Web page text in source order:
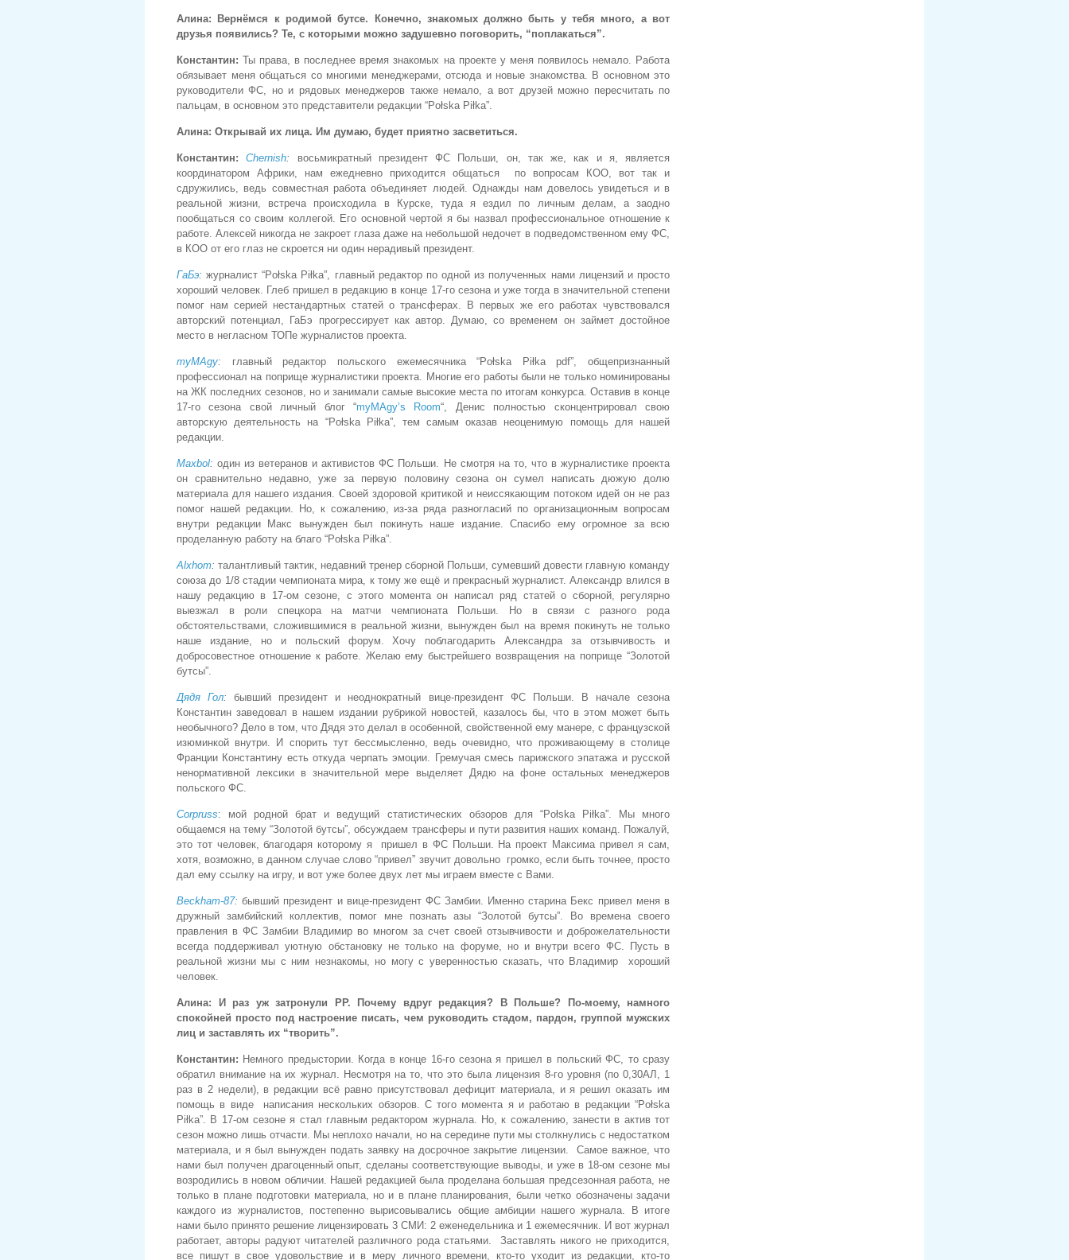
Алина:
Вернёмся к родимой бутсе. Конечно, знакомых должно быть у тебя много, а вот
друзья появились? Те, с которыми можно задушевно поговорить, “поплакаться”.
Константин: Ты права, в последнее время знакомых на проекте у меня появилось немало. Работа
обязывает меня общаться со многими менеджерами, отсюда и новые знакомства. В основном это
руководители ФС, но и рядовых менеджеров также немало, а вот друзей можно пересчитать по
пальцам, в основном это представители редакции “Połska Piłka”.
Алина: Открывай их лица. Им думаю, будет приятно засветиться.
Константин: Chernish: восьмикратный президент ФС Польши, он, так же, как и я, является
координатором Африки, нам ежедневно приходится общаться по вопросам КОО, вот так и
сдружились, ведь совместная работа объединяет людей. Однажды нам довелось увидеться и в
реальной жизни, встреча происходила в Курске, туда я ездил по личным делам, а заодно
пообщаться со своим коллегой. Его основной чертой я бы назвал профессиональное отношение к
работе. Алексей никогда не закроет глаза даже на небольшой недочет в подведомственном ему ФС,
в КОО от его глаз не скроется ни один нерадивый президент.
ГаБэ: журналист “Połska Piłka”, главный редактор по одной из полученных нами лицензий и просто
хороший человек. Глеб пришел в редакцию в конце 17-го сезона и уже тогда в значительной степени
помог нам серией нестандартных статей о трансферах. В первых же его работах чувствовался
авторский потенциал, ГаБэ прогрессирует как автор. Думаю, со временем он займет достойное
место в негласном ТОПе журналистов проекта.
myMAgy: главный редактор польского ежемесячника “Połska Piłka pdf”, общепризнанный
профессионал на поприще журналистики проекта. Многие его работы были не только номинированы
на ЖК последних сезонов, но и занимали самые высокие места по итогам конкурса. Оставив в конце
17-го сезона свой личный блог “myMAgy’s Room“, Денис полностью сконцентрировал свою
авторскую деятельность на “Połska Piłka”, тем самым оказав неоценимую помощь для нашей
редакции.
Maxbol: один из ветеранов и активистов ФС Польши. Не смотря на то, что в журналистике проекта
он сравнительно недавно, уже за первую половину сезона он сумел написать дюжую долю
материала для нашего издания. Своей здоровой критикой и неиссякающим потоком идей он не раз
помог нашей редакции. Но, к сожалению, из-за ряда разногласий по организационным вопросам
внутри редакции Макс вынужден был покинуть наше издание. Спасибо ему огромное за всю
проделанную работу на благо “Połska Piłka”.
Alxhom: талантливый тактик, недавний тренер сборной Польши, сумевший довести главную команду
союза до 1/8 стадии чемпионата мира, к тому же ещё и прекрасный журналист. Александр влился в
нашу редакцию в 17-ом сезоне, с этого момента он написал ряд статей о сборной, регулярно
выезжал в роли спецкора на матчи чемпионата Польши. Но в связи с разного рода
обстоятельствами, сложившимися в реальной жизни, вынужден был на время покинуть не только
наше издание, но и польский форум. Хочу поблагодарить Александра за отзывчивость и
добросовестное отношение к работе. Желаю ему быстрейшего возвращения на поприще “Золотой
бутсы”.
Дядя Гол: бывший президент и неоднократный вице-президент ФС Польши. В начале сезона
Константин заведовал в нашем издании рубрикой новостей, казалось бы, что в этом может быть
необычного? Дело в том, что Дядя это делал в особенной, свойственной ему манере, с французской
изюминкой внутри. И спорить тут бессмысленно, ведь очевидно, что проживающему в столице
Франции Константину есть откуда черпать эмоции. Гремучая смесь парижского эпатажа и русской
ненормативной лексики в значительной мере выделяет Дядю на фоне остальных менеджеров
польского ФС.
Corpruss: мой родной брат и ведущий статистических обзоров для “Połska Piłka”. Мы много
общаемся на тему “Золотой бутсы”, обсуждаем трансферы и пути развития наших команд. Пожалуй,
это тот человек, благодаря которому я пришел в ФС Польши. На проект Максима привел я сам,
хотя, возможно, в данном случае слово “привел” звучит довольно громко, если быть точнее, просто
дал ему ссылку на игру, и вот уже более двух лет мы играем вместе с Вами.
Beckham-87: бывший президент и вице-президент ФС Замбии. Именно старина Бекс привел меня в
дружный замбийский коллектив, помог мне познать азы “Золотой бутсы”. Во времена своего
правления в ФС Замбии Владимир во многом за счет своей отзывчивости и доброжелательности
всегда поддерживал уютную обстановку не только на форуме, но и внутри всего ФС. Пусть в
реальной жизни мы с ним незнакомы, но могу с уверенностью сказать, что Владимир хороший
человек.
Алина:
И раз уж затронули РР. Почему вдруг редакция? В Польше? По-моему, намного
спокойней просто под настроение писать, чем руководить стадом, пардон, группой мужских
лиц и заставлять их “творить”.
Константин: Немного предыстории. Когда в конце 16-го сезона я пришел в польский ФС, то сразу
обратил внимание на их журнал. Несмотря на то, что это была лицензия 8-го уровня (по 0,30АЛ, 1
раз в 2 недели), в редакции всё равно присутствовал дефицит материала, и я решил оказать им
помощь в виде написания нескольких обзоров. С того момента я и работаю в редакции “Połska
Piłka”. В 17-ом сезоне я стал главным редактором журнала. Но, к сожалению, занести в актив тот
сезон можно лишь отчасти. Мы неплохо начали, но на середине пути мы столкнулись с недостатком
материала, и я был вынужден подать заявку на досрочное закрытие лицензии. Самое важное, что
нами был получен драгоценный опыт, сделаны соответствующие выводы, и уже в 18-ом сезоне мы
возродились в новом обличии. Нашей редакцией была проделана большая предсезонная работа, не
только в плане подготовки материала, но и в плане планирования, были четко обозначены задачи
каждого из журналистов, постепенно вырисовывались общие амбиции нашего журнала. В итоге
нами было принято решение лицензировать 3 СМИ: 2 еженедельника и 1 ежемесячник. И вот журнал
работает, авторы радуют читателей различного рода статьями. Заставлять никого не приходится,
все пишут в свое удовольствие и в меру личного времени, кто-то уходит из редакции, кто-то